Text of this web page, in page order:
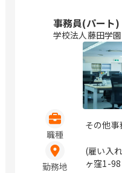
7
福山ファインビ
19-7 明
御幸通り1-
東船場町
ビル3階 高知 高知市本町2-2-34 明治安
田生命高知ビル3
区紺屋
久留米市
本町ビル5階 大分 大分市荷揚
会社の
東池袋
事務員(パート)
学校法人藤田学園
職種
その他事
勤務地
(雇い入
ヶ窪1-